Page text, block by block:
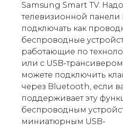
Samsung Smart TV. Надо
телевизионной
подключать как
беспроводные
работающие по
или с USB-
можете подключить
через Bluetooth, если
поддерживает эту
беспроводным
миниатюрным USB-